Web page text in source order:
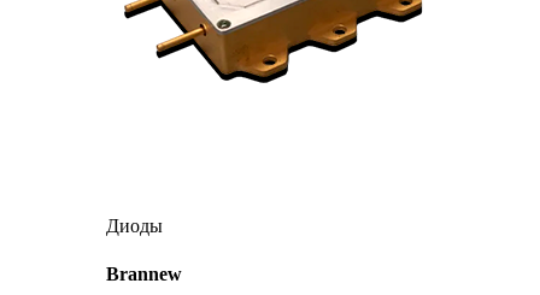
Диоды
Brannew